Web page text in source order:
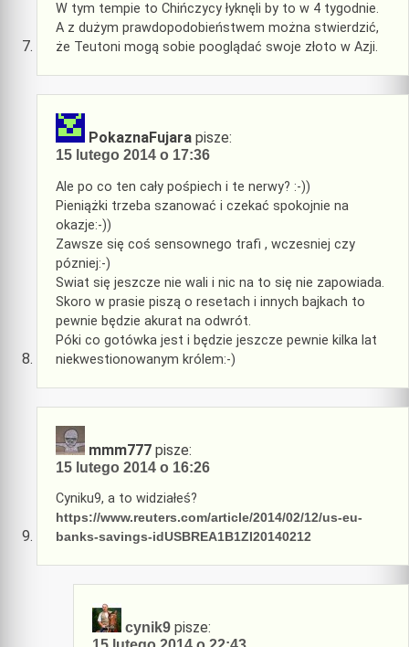
W tym tempie to Chińczycy łyknęli by to w 4 tygodnie.
A z dużym prawdopodobieństwem można stwierdzić,
że Teutoni mogą sobie pooglądać swoje złoto w Azji.
PokaznaFujara pisze:
15 lutego 2014 o 17:36
Ale po co ten cały pośpiech i te nerwy? :-))
Pieniążki trzeba szanować i czekać spokojnie na
okazje:-))
Zawsze się coś sensownego trafi , wczesniej czy
pózniej:-)
Swiat się jeszcze nie wali i nic na to się nie zapowiada.
Skoro w prasie piszą o resetach i innych bajkach to
pewnie będzie akurat na odwrót.
Póki co gotówka jest i będzie jeszcze pewnie kilka lat
niekwestionowanym królem:-)
mmm777 pisze:
15 lutego 2014 o 16:26
Cyniku9, a to widziałeś?
https://www.reuters.com/article/2014/02/12/us-eu-
banks-savings-idUSBREA1B1ZI20140212
cynik9 pisze: